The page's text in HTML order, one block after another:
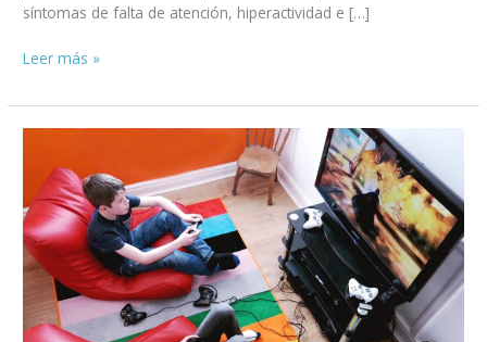
síntomas de falta de atención, hiperactividad e […]
Leer más »
solo
está
frente
a
una
pantalla.
Que